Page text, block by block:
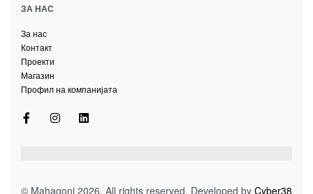
ЗА НАС
За нас
Контакт
Проекти
Магазин
Профил на компанијата
© Mahagoni 2026. All rights reserved. Developed by Cyber38